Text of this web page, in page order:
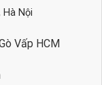
Nội
Vấp HCM